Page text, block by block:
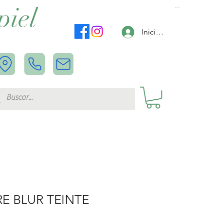
Carrito
Iniciar sesión
BLUR TEINTE